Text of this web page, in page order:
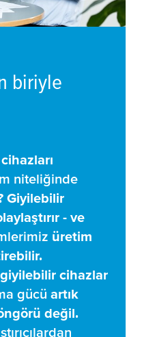
biriyle
niteliğinde
Giyilebilir
- ve
üretim
cihazlar
gücü artık
değil.